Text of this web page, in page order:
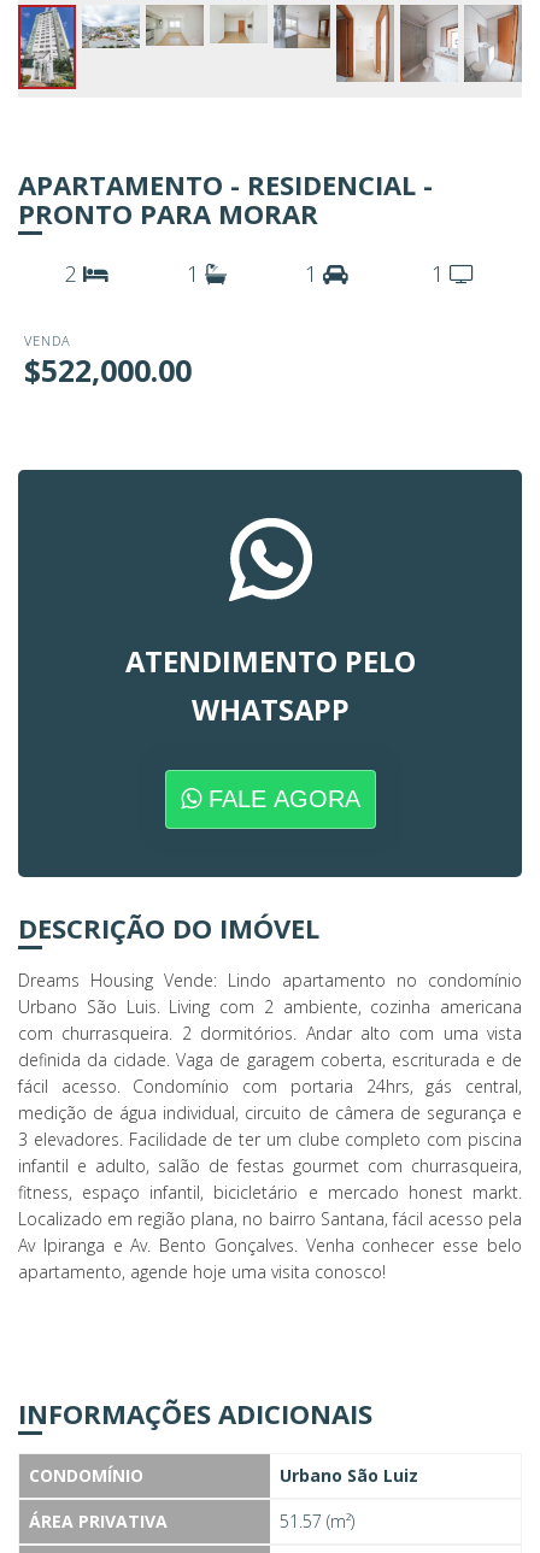
APARTAMENTO - RESIDENCIAL -
PRONTO PARA MORAR
2 1 1 1
VENDA
$522,000.00
ATENDIMENTO PELO
WHATSAPP
FALE AGORA
DESCRIÇÃO DO IMÓVEL
Dreams Housing Vende: Lindo apartamento no condomínio
Urbano São Luis. Living com 2 ambiente, cozinha americana
com churrasqueira. 2 dormitórios. Andar alto com uma vista
definida da cidade. Vaga de garagem coberta, escriturada e de
fácil acesso. Condomínio com portaria 24hrs, gás central,
medição de água individual, circuito de câmera de segurança e
3 elevadores. Facilidade de ter um clube completo com piscina
infantil e adulto, salão de festas gourmet com churrasqueira,
fitness, espaço infantil, bicicletário e mercado honest markt.
Localizado em região plana, no bairro Santana, fácil acesso pela
Av Ipiranga e Av. Bento Gonçalves. Venha conhecer esse belo
apartamento, agende hoje uma visita conosco!
INFORMAÇÕES ADICIONAIS
CONDOMÍNIO
Urbano São Luiz
ÁREA PRIVATIVA
51.57 (m²)